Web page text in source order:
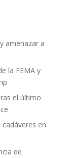
amenazar a
la FEMA y
el último
en
de